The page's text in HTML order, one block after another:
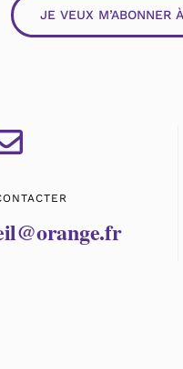
JE VEUX M’ABONNER